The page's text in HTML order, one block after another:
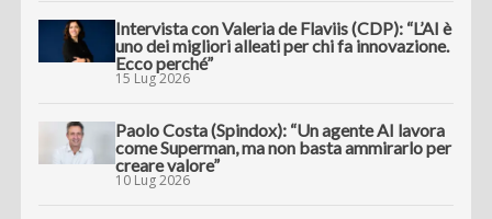
Intervista con Valeria de Flaviis (CDP): “L’AI è
uno dei migliori alleati per chi fa innovazione.
Ecco perché”
15 Lug 2026
Paolo Costa (Spindox): “Un agente AI lavora
come Superman, ma non basta ammirarlo per
creare valore”
10 Lug 2026